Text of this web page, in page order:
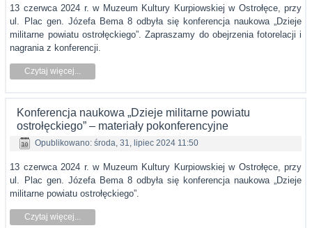
13 czerwca 2024 r. w Muzeum Kultury Kurpiowskiej w Ostrołęce, przy
ul. Plac gen. Józefa Bema 8 odbyła się konferencja naukowa „Dzieje
militarne powiatu ostrołęckiego”. Zapraszamy do obejrzenia fotorelacji i
nagrania z konferencji.
Czytaj więcej...
Konferencja naukowa „Dzieje militarne powiatu
ostrołęckiego” – materiały pokonferencyjne
Opublikowano: środa, 31, lipiec 2024 11:50
13 czerwca 2024 r. w Muzeum Kultury Kurpiowskiej w Ostrołęce, przy
ul. Plac gen. Józefa Bema 8 odbyła się konferencja naukowa „Dzieje
militarne powiatu ostrołęckiego”.
Czytaj więcej...